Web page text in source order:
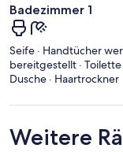
Badezimmer 1
Seife · Handtücher
bereitgestellt · Toilette
Dusche · Haartrockner
Weitere